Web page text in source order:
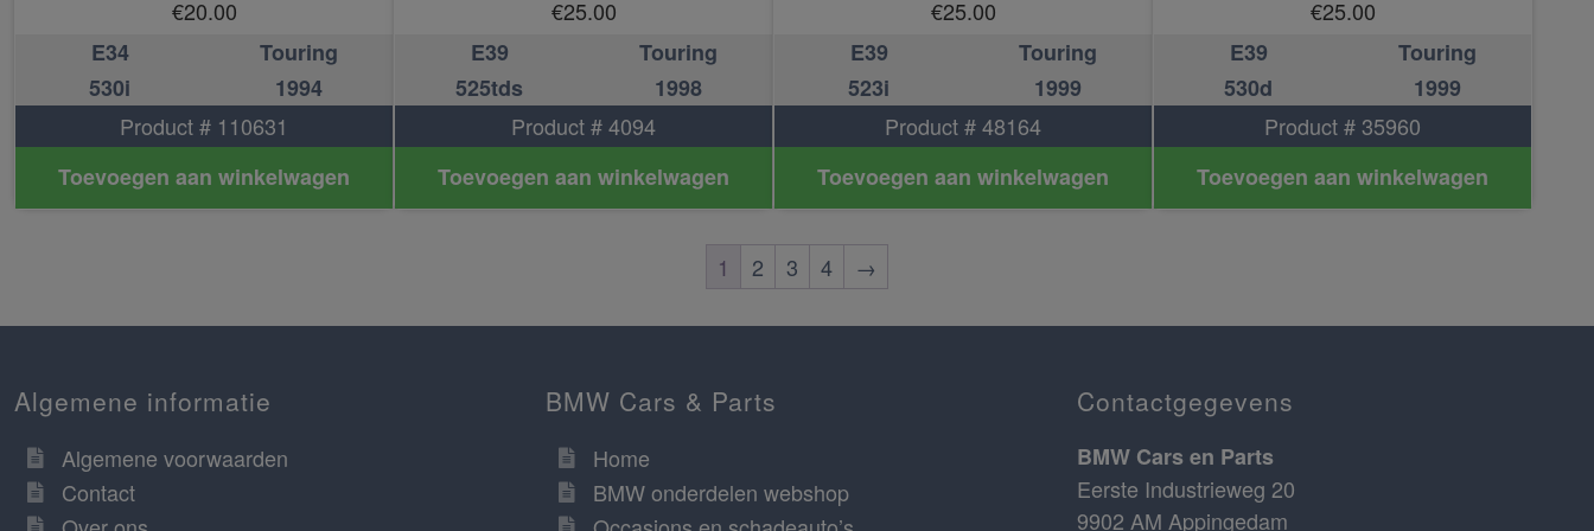
€20.00
E34
Touring
530i
1994
Product # 110631
Toevoegen aan winkelwagen
€25.00
E39
Touring
525tds
1998
Product # 4094
Toevoegen aan winkelwagen
€25.00
E39
Touring
523i
1999
Product # 48164
Toevoegen aan winkelwagen
€25.00
E39
Touring
530d
1999
Product # 35960
Toevoegen aan winkelwagen
1 2 3 4 →
Algemene informatie
Algemene voorwaarden
Contact
BMW Cars & Parts
Home
BMW onderdelen webshop
Contactgegevens
BMW Cars en Parts
Eerste Industrieweg 20
9902 AM Appingedam